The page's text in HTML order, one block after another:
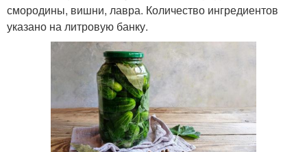
смородины, вишни, лавра. Количество ингредиентов
указано на литровую банку.